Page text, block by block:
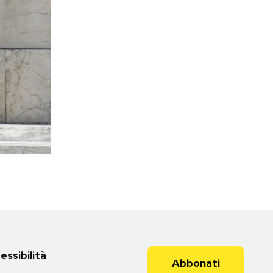
Abbonati